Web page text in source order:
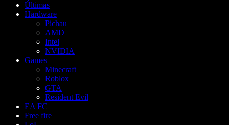
Últimas
Hardware
Pichau
AMD
Intel
NVIDIA
Games
Minecraft
Roblox
GTA
Resident Evil
EA FC
Free fire